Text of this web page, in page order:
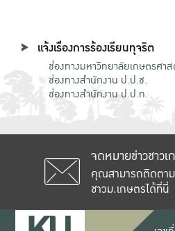
แจ้งเรื่องการร้องเรียนทุจริต
ช่องทางมหาวิทยาลัยเกษตรศา
ช่องทางสำนักงาน ป.ป.ช.
ช่องทางสำนักงาน ป.ป.ท.
จดหมายข่าวชาว
คุณสามารถติดตา
ชาวม.เกษตรได้ที่นี่